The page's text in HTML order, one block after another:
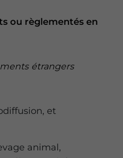
ou règlementés en
étrangers
et
animal,